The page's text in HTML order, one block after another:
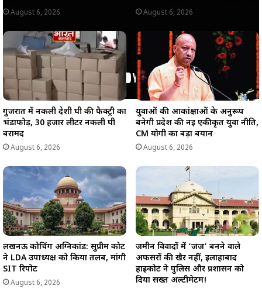
August 6, 2026 August 6, 2026
गुजरात में नकली देशी घी की फैक्ट्री का
भंडाफोड़, 30 हजार लीटर नकली घी
बरामद
August 6, 2026
युवाओं की आकांक्षाओं के अनुरूप
बनेगी प्रदेश की नई एकीकृत युवा नीति,
CM योगी का बड़ा बयान
August 6, 2026
लखनऊ कोचिंग अग्निकांड: सुप्रीम कोर्ट
ने LDA उपाध्यक्ष को किया तलब, मांगी
SIT रिपोर्ट
August 6, 2026
जमीन विवादों में ‘जज’ बनने वाले
अफसरों की खैर नहीं, इलाहाबाद
हाईकोर्ट ने पुलिस और प्रशासन को
दिया सख्त अल्टीमेटम!